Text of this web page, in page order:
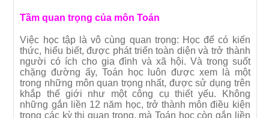
Tầm quan trọng của môn Toán
Việc học tập là vô cùng quan trọng: Học để có kiến
thức, hiểu biết, được phát triển toàn diện và trở thành
người có ích cho gia đình và xã hội. Và trong suốt
chặng đường ấy, Toán học luôn được xem là một
trong những môn quan trọng nhất, được sử dụng trên
khắp thế giới như một công cụ thiết yếu. Không
những gắn liền 12 năm học, trở thành môn điều kiện
trong các kỳ thi quan trọng, mà Toán học còn gắn liền